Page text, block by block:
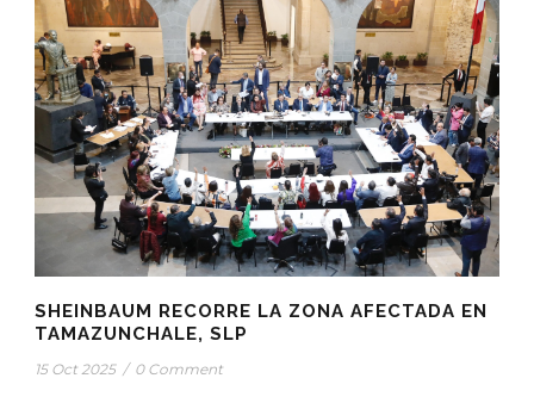
SHEINBAUM RECORRE LA ZONA AFECTADA EN
TAMAZUNCHALE, SLP
15 Oct 2025 / 0 Comment